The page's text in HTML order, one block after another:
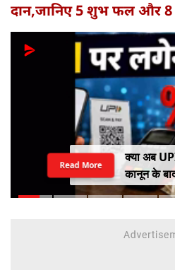
दान,जानिए 5 शुभ फल और 8
क्या अब
कानून के
किसे नहीं
Read More